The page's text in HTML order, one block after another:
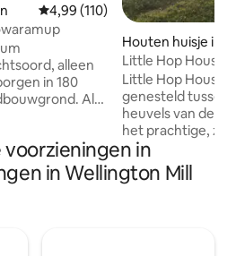
Gemiddelde beoordeling van
4,99 (110)
alleen
in 180
Als
biedt Chalet 3
weg van het
ontworpen
Houten huisje in
Little Hop House
vallei
Little Hop House
genesteld tussen
heuvels van de
het prachtige,
Australië.
boerderij, op
het nabijgelegen
voorzieningen in
in Wellington Mill